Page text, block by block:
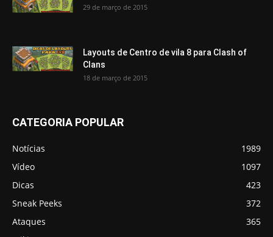
29 de março de 2015
Layouts de Centro de vila 8 para Clash of
Clans
18 de março de 2015
CATEGORIA POPULAR
Notícias
1989
Vídeo
1097
Dicas
423
Sneak Peeks
372
Ataques
365